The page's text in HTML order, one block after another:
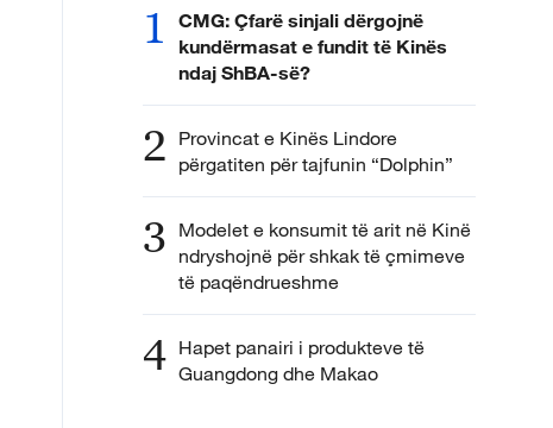
1
CMG: Çfarë sinjali dërgojnë
kundërmasat e fundit të Kinës
ndaj ShBA-së?
2 Provincat e Kinës Lindore
përgatiten për tajfunin “Dolphin”
3 Modelet e konsumit të arit në Kinë
ndryshojnë për shkak të çmimeve
të paqëndrueshme
4 Hapet panairi i produkteve të
Guangdong dhe Makao